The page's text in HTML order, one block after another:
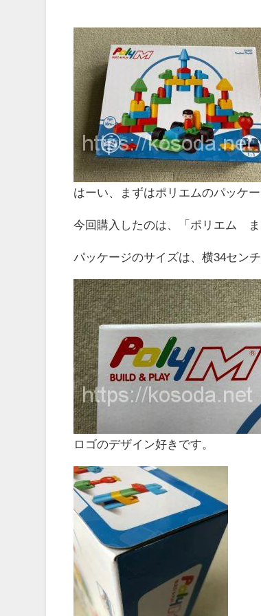
はーい、まずはポリエムのパッケ
今回購入したのは、「ポリエム ま
パッケージのサイズは、横34セン
ロゴのデザイン好きです。